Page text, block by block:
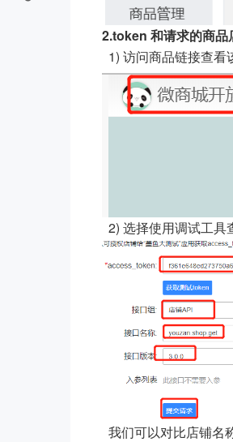
2.token 和请求的商品
1) 访问商品链接查看
2) 选择使用调试工具
我们可以对比店铺名